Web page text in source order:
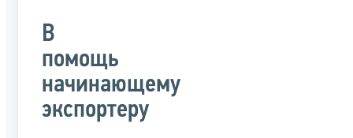
В
помощь
начинающему
экспортеру